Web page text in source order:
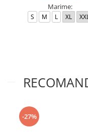
Marime:
S M L XL
-27%